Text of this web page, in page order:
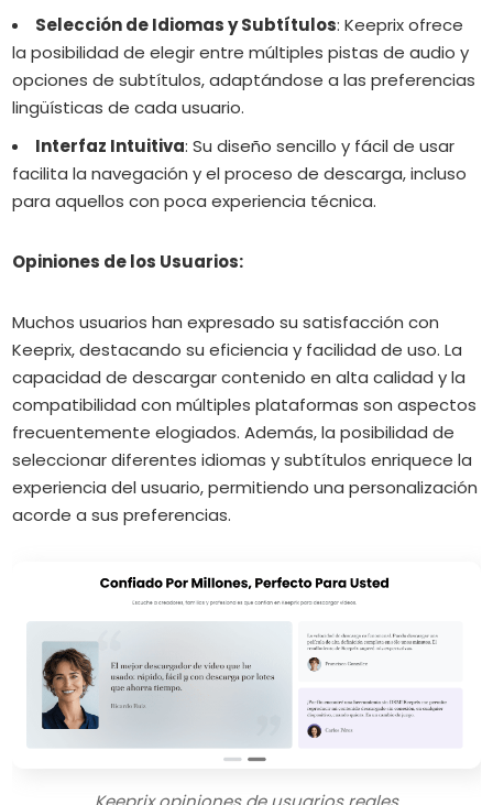
Selección de Idiomas y Subtítulos:Keeprix ofrece
la posibilidad de elegir entre múltiples pistas de audio y
opciones de subtítulos, adaptándose a las preferencias
lingüísticas de cada usuario.
Interfaz Intuitiva:Su diseño sencillo y fácil de usar
facilita la navegación y el proceso de descarga, incluso
para aquellos con poca experiencia técnica.
Opiniones de los Usuarios:
Muchos usuarios han expresado su satisfacción con
Keeprix, destacando su eficiencia y facilidad de uso. La
capacidad de descargar contenido en alta calidad y la
compatibilidad con múltiples plataformas son aspectos
frecuentemente elogiados. Además, la posibilidad de
seleccionar diferentes idiomas y subtítulos enriquece la
experiencia del usuario, permitiendo una personalización
acorde a sus preferencias.